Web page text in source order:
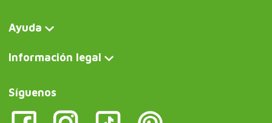
Ayuda
Información legal
Síguenos